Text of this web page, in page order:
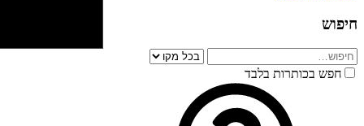
חיפוש
חפש בכותרות בלבד